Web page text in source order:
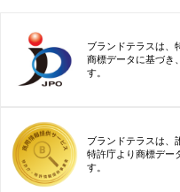
ブランドテラスは、
商標データに基づき
す。
ブランドテラスは、
特許庁より商標デー
す。